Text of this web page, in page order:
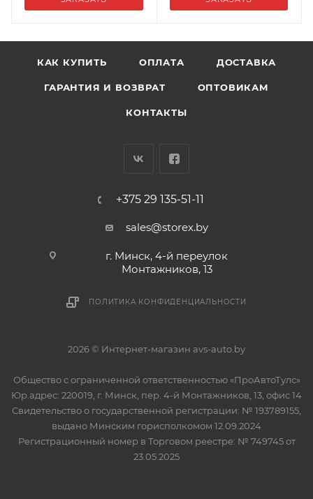
КАК КУПИТЬ ОПЛАТА ДОСТАВКА
ГАРАНТИЯ И ВОЗВРАТ ОПТОВИКАМ
КОНТАКТЫ
+375 29 135-51-11
sales@storex.by
г. Минск, 4-й переулок
Монтажников, 13
ПОЛИТИКА КОНФИДЕНЦИАЛЬНОСТИ
2026 © Интернет-магазин avs-auto.by
Общество с ограниченной ответственностью «ПроАвтоТулс»
Юр.адрес: 220019, г. Минск, пер. 4-й Монтажников, 13, офис 14
Свидетельство о государственной регистрации: № 193789155,
выдано Минским горисполкомом 12.09.2024
Регистрационный номер в Торговом реестре: № 749745 от
23.05.2025